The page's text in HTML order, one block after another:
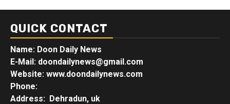
QUICK CONTACT
Name: Doon Daily News
E-Mail: doondailynews@gmail.com
Website: www.doondailynews.com
Phone:
Address: Dehradun, uk